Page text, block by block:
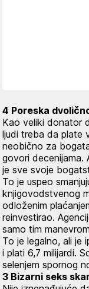
4 Poreska
Kao veliki donator
ljudi treba da plate
neobično za
govori decenijama.
je sve svoje
To je uspeo
knjigovodstvenog
odloženim
reinvestirao.
samo tim
To je legalno, ali je
i plati 6,7 milijardi.
selenjem spornog
3 Bizarni seks